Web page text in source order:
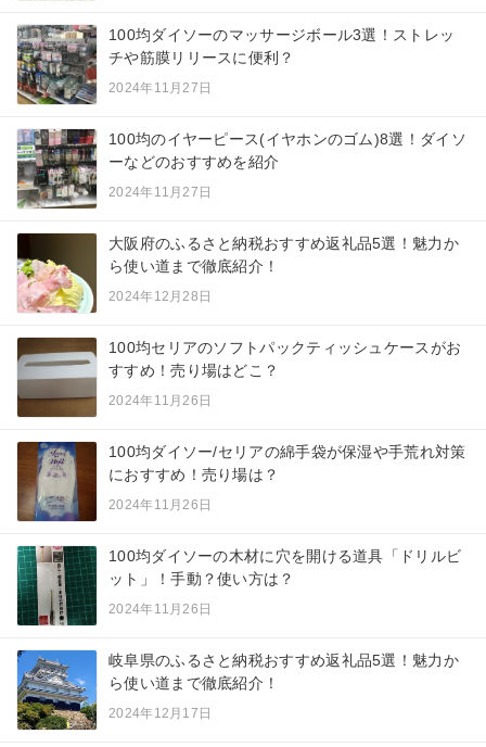
100均ダイソーのマッサージボール3選！ストレッ
チや筋膜リリースに便利？
2024年11月27日
100均のイヤーピース(イヤホンのゴム)8選！ダイソ
ーなどのおすすめを紹介
2024年11月27日
大阪府のふるさと納税おすすめ返礼品5選！魅力か
ら使い道まで徹底紹介！
2024年12月28日
100均セリアのソフトパックティッシュケースがお
すすめ！売り場はどこ？
2024年11月26日
100均ダイソー/セリアの綿手袋が保湿や手荒れ対策
におすすめ！売り場は？
2024年11月26日
100均ダイソーの木材に穴を開ける道具「ドリルビ
ット」！手動？使い方は？
2024年11月26日
岐阜県のふるさと納税おすすめ返礼品5選！魅力か
ら使い道まで徹底紹介！
2024年12月17日